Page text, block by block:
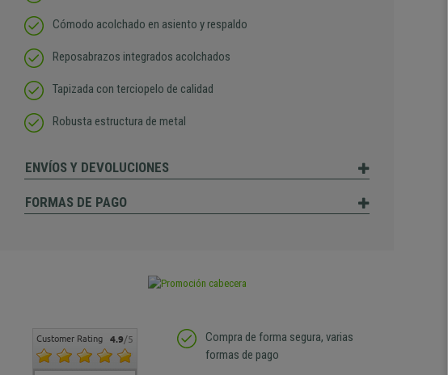
Cómodo acolchado en asiento y respaldo
Reposabrazos integrados acolchados
Tapizada con terciopelo de calidad
Robusta estructura de metal
ENVÍOS Y DEVOLUCIONES
FORMAS DE PAGO
Customer Rating 4.9/5
Compra de forma segura, varias
formas de pago